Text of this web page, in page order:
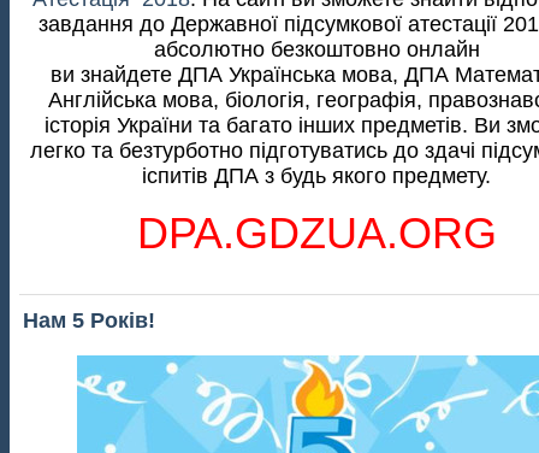
завдання до Державної підсумкової атестації
абсолютно безкоштовно онлайн
ви знайдете ДПА Українська мова, ДПА
Англійська мова, біологія, географія,
історія України та багато інших предметів. Ви
легко та безтурботно підготуватись до здачі
іспитів ДПА з будь якого предмету.
DPA.GDZUA.ORG
Нам 5 Років!